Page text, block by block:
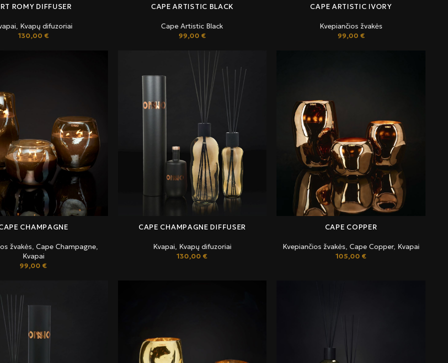
ROMY DIFFUSER
, Kvapų difuzoriai
130,00 €
CAPE ARTISTIC BLACK
Cape Artistic Black
99,00 €
CAPE ARTISTIC IVORY
Kvepiančios žvakės
99,00 €
CHAMPAGNE
žvakės, Cape Champagne,
Kvapai
99,00 €
CAPE CHAMPAGNE DIFFUSER
Kvapai, Kvapų difuzoriai
130,00 €
CAPE COPPER
Kvepiančios žvakės,Cape Copper, Kvapai
105,00 €